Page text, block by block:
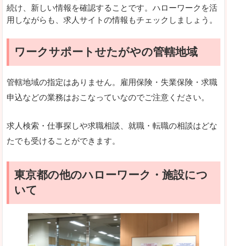
続け、新しい情報を確認することです。ハローワークを活
用しながらも、求人サイトの情報もチェックしましょう。
ワークサポートせたがやの管轄地域
管轄地域の指定はありません。雇用保険・失業保険・求職
申込などの業務はおこなっていなのでご注意ください。
求人検索・仕事探しや求職相談、就職・転職の相談はどな
たでも受けることができます。
東京都の他のハローワーク・施設につ
いて